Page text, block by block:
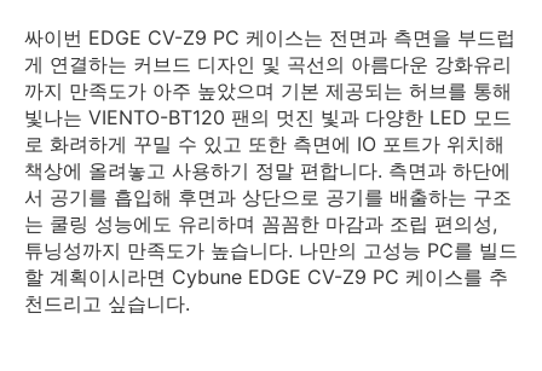
싸이번 EDGE CV-Z9 PC 케이스는 전면과 측면을 부드럽
게 연결하는 커브드 디자인 및 곡선의 아름다운 강화유리
까지 만족도가 아주 높았으며 기본 제공되는 허브를 통해
빛나는 VIENTO-BT120 팬의 멋진 빛과 다양한 LED 모드
로 화려하게 꾸밀 수 있고 또한 측면에 IO 포트가 위치해
책상에 올려놓고 사용하기 정말 편합니다. 측면과 하단에
서 공기를 흡입해 후면과 상단으로 공기를 배출하는 구조
는 쿨링 성능에도 유리하며 꼼꼼한 마감과 조립 편의성,
튜닝성까지 만족도가 높습니다. 나만의 고성능 PC를 빌드
할 계획이시라면 Cybune EDGE CV-Z9 PC 케이스를 추
천드리고 싶습니다.